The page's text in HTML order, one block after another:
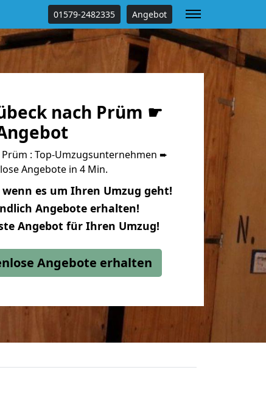
01579-2482335 Angebot
nach Prüm ☛
: Top-Umzugsunternehmen ➨
Angebote in 4 Min.
es um Ihren Umzug geht!
Angebote erhalten!
Angebot für Ihren Umzug!
Angebote erhalten